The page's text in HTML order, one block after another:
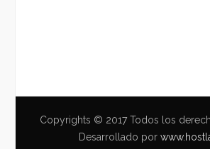
Copyrights © 2017 Todos los
Desarrollado por